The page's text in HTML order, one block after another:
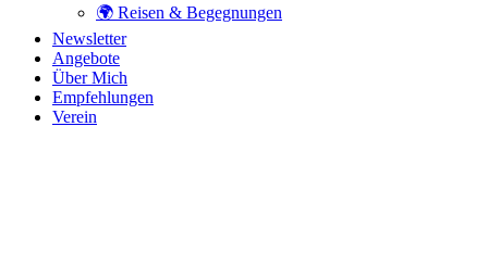
🌍 Reisen & Begegnungen
Newsletter
Angebote
Über Mich
Empfehlungen
Verein